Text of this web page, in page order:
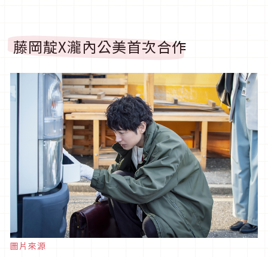
藤岡靛X瀧內公美首次合作
圖片來源